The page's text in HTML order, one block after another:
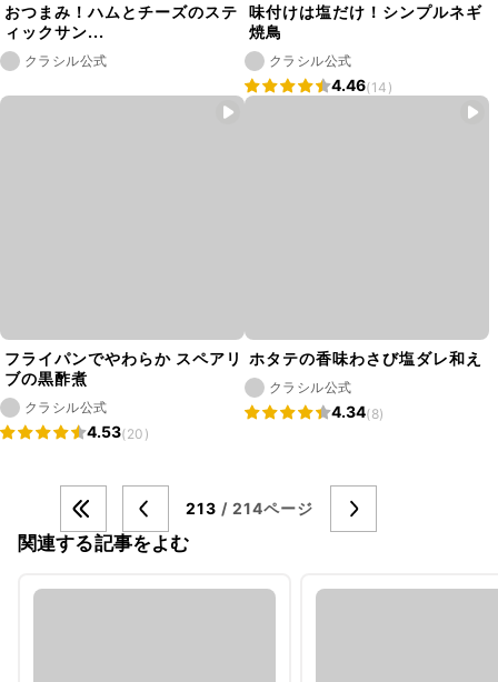
おつまみ！ハムとチーズのステ
ィックサン...
クラシル公式
味付けは塩だけ！シンプルネギ
焼鳥
クラシル公式
4.46(14)
フライパンでやわらか スペアリ
ブの黒酢煮
クラシル公式
4.53(20)
ホタテの香味わさび塩ダレ和え
クラシル公式
4.34(8)
213 / 214ページ
関連する記事をよむ